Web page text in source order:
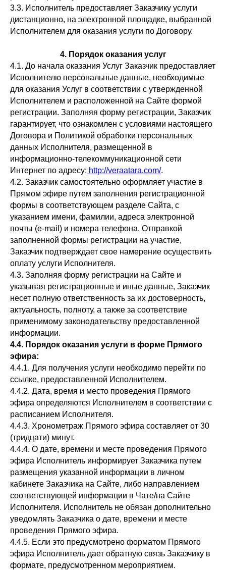
3.3. Исполнитель предоставляет Заказчику услуги
дистанционно, на электронной площадке, выбранной
Исполнителем для оказания услуги по Договору.
4. Порядок оказания услуг
4.1. До начала оказания Услуг Заказчик предоставляет
Исполнителю персональные данные, необходимые
для оказания Услуг в соответствии с утвержденной
Исполнителем и расположенной на Сайте формой
регистрации. Заполняя форму регистрации, Заказчик
гарантирует, что ознакомлен с условиями настоящего
Договора и Политикой обработки персональных
данных Исполнителя, размещенной в
информационно-телекоммуникационной сети
Интернет по адресу: http://veraatara.com/.
4.2. Заказчик самостоятельно оформляет участие в
Прямом эфире путем заполнения регистрационной
формы в соответствующем разделе Сайта, с
указанием имени, фамилии, адреса электронной
почты (e-mail) и номера телефона. Отправкой
заполненной формы регистрации на участие,
Заказчик подтверждает свое намерение осуществить
оплату услуги Исполнителя.
4.3. Заполняя форму регистрации на Сайте и
указывая регистрационные и иные данные, Заказчик
несет полную ответственность за их достоверность,
актуальность, полноту, а также за соответствие
применимому законодательству предоставленной
информации.
4.4. Порядок оказания услуги в форме Прямого
эфира:
4.4.1. Для получения услуги необходимо перейти по
ссылке, предоставленной Исполнителем.
4.4.2. Дата, время и место проведения Прямого
эфира определяются Исполнителем в соответствии с
расписанием Исполнителя.
4.4.3. Хронометраж Прямого эфира составляет от 30
(тридцати) минут.
4.4.4. О дате, времени и месте проведения Прямого
эфира Исполнитель информирует Заказчика путем
размещения указанной информации в личном
кабинете Заказчика на Сайте, либо направлением
соответствующей информации в Чате/на Сайте
Исполнителя. Исполнитель не обязан дополнительно
уведомлять Заказчика о дате, времени и месте
проведения Прямого эфира.
4.4.5. Если это предусмотрено форматом Прямого
эфира Исполнитель дает обратную связь Заказчику в
формате, предусмотренном мероприятием.